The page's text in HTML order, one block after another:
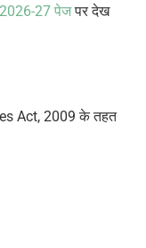
27 पेजपर देख
Act, 2009 के तहत